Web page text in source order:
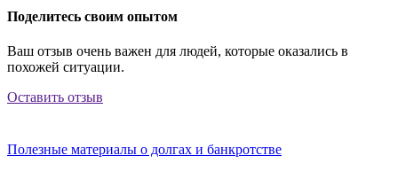
Поделитесь своим опытом
Ваш отзыв очень важен для людей, которые оказались в
похожей ситуации.
Оставить отзыв
Полезные материалы о долгах и банкротстве